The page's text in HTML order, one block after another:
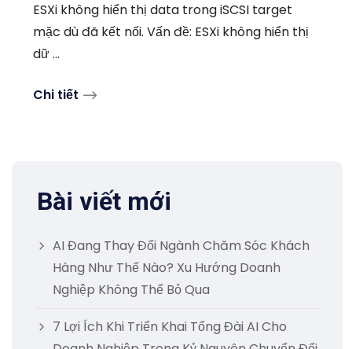
ESXi không hiển thị data trong iSCSI target
mặc dù đã kết nối. Vấn đề: ESXi không hiển thị
dữ ...
Chi tiết
Bài viết mới
AI Đang Thay Đổi Ngành Chăm Sóc Khách
Hàng Như Thế Nào? Xu Hướng Doanh
Nghiệp Không Thể Bỏ Qua
7 Lợi Ích Khi Triển Khai Tổng Đài AI Cho